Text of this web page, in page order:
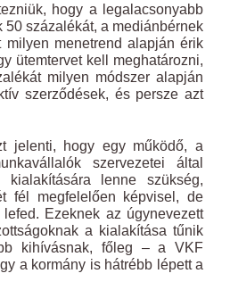
hogy a legalacsonyabb
50 százalékát, a mediánbérnek
menetrend alapján érik
ütemtervet kell meghatározni,
milyen módszer alapján
szerződések, és persze azt
jelenti, hogy egy működő, a
szervezetei által
kialakítására lenne szükség,
fél megfelelően képvisel, de
Ezeknek az úgynevezett
a kialakítása tűnik
kihívásnak, főleg – a VKF
a kormány is hátrébb lépett a